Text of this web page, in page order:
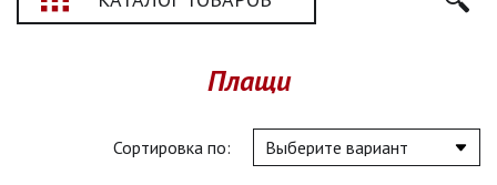
Плащи
Сортировка по: